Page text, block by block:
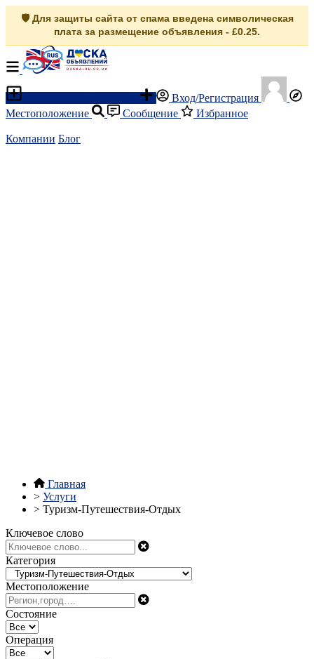
🛡️ Для защиты сайта от спама введена символическая
плата за размещение объявления - £0.25.
Вход/Регистрация
Местоположение
Сообщение Избранное
Компании Блог
Главная
> Услуги
> Туризм-Путешествия-Отдых
Ключевое слово
Категория
Местоположение
Состояние
Операция